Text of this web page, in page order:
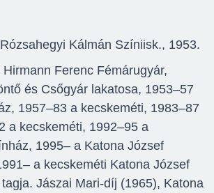
Rózsahegyi Kálmán Színiisk., 1953.
Hirmann Ferenc Fémárugyár,
és Csőgyár lakatosa, 1953–57
1957–83 a kecskeméti, 1983–87
a kecskeméti, 1992–95 a
1995– a Katona József
a kecskeméti Katona József
Jászai Mari-díj (1965), Katona